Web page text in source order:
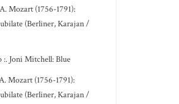
Mozart (1756-1791):
(Berliner, Karajan /
:. Joni Mitchell: Blue
Mozart (1756-1791):
(Berliner, Karajan /